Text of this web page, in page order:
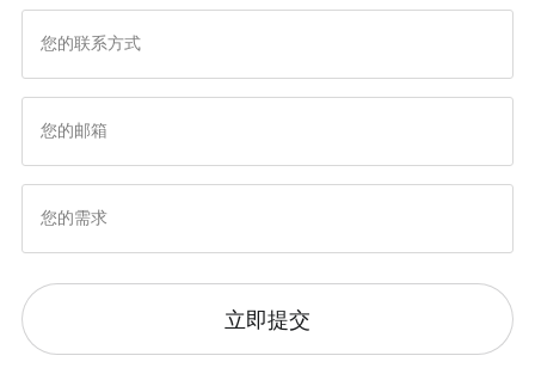
立即提交